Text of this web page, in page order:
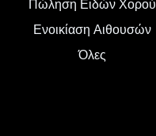
Πώληση Ειδών Χορού
Ενοικίαση Αιθουσών
Όλες